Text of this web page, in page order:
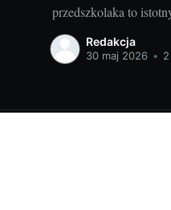
przedszkolaka to
Chodzi o to, aby
klub malucha. My,
Redakcja
30 maj 2026 •